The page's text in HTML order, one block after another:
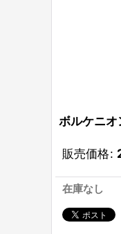
ボルケニ
販売価格:
在庫なし